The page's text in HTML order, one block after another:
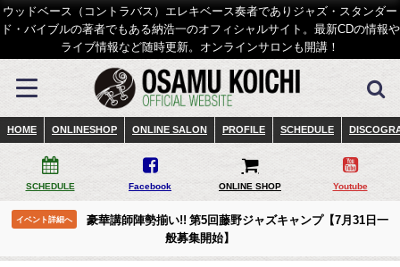
ウッドベース（コントラバス）エレキベース奏者でありジャズ・スタンダー
ド・バイブルの著者でもある納浩一のオフィシャルサイト。最新CDの情報や
ライブ情報など随時更新。オンラインサロンも開講！
HOME ONLINESHOP ONLINE SALON PROFILE SCHEDULE
SCHEDULE Facebook ONLINE SHOP Youtube
イベント詳細へ
豪華講師陣勢揃い!! 第5回藤野ジャズキャンプ【7月31日一
般募集開始】